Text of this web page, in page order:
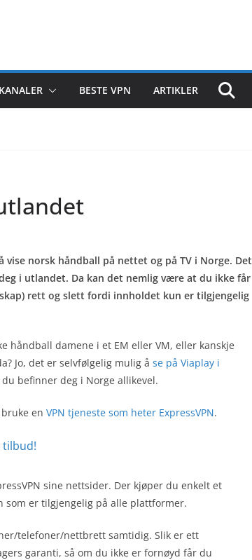
BESTE VPN ARTIKLER
norsk håndball på nettet og på TV i Norge. Det
i utlandet. Da kan det nemlig være at du ikke får
rett og slett fordi innholdet kun er tilgjengelig
håndball damene i et EM eller VM, eller kanskje
Jo, det er selvfølgelig mulig å se på Viaplay i
befinner deg i Norge allikevel.
en VPN tjeneste som heter ExpressVPN.
tilbud!
sine nettsider. Der kjøper du enkelt et
som er tilgjengelig på alle plattformer.
telefoner/nettbrett samtidig. Slik er ett
garanti, så om du ikke er fornøyd får du